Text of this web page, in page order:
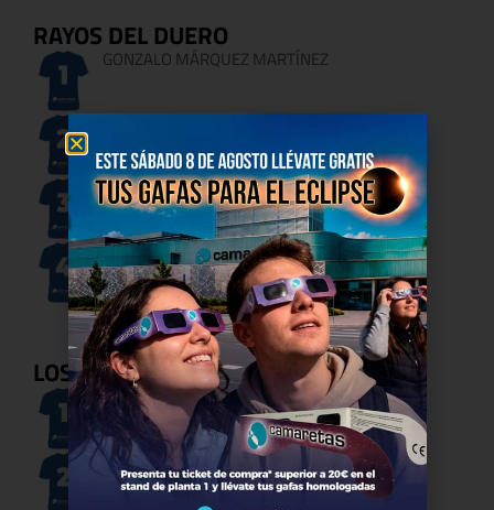
RAYOS DEL DUERO
GONZALO MÁRQUEZ MARTÍNEZ
MARCOS ALMAJANO SANTA CRUZ
HUGO SÁNCHEZ BERMEJO
LOS TIGRES
MARIO SORIA DUMITRU
BRUNO DE MIGUEL LLORENTE